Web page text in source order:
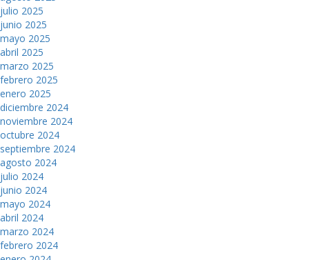
julio 2025
junio 2025
mayo 2025
abril 2025
marzo 2025
febrero 2025
enero 2025
diciembre 2024
noviembre 2024
octubre 2024
septiembre 2024
agosto 2024
julio 2024
junio 2024
mayo 2024
abril 2024
marzo 2024
febrero 2024